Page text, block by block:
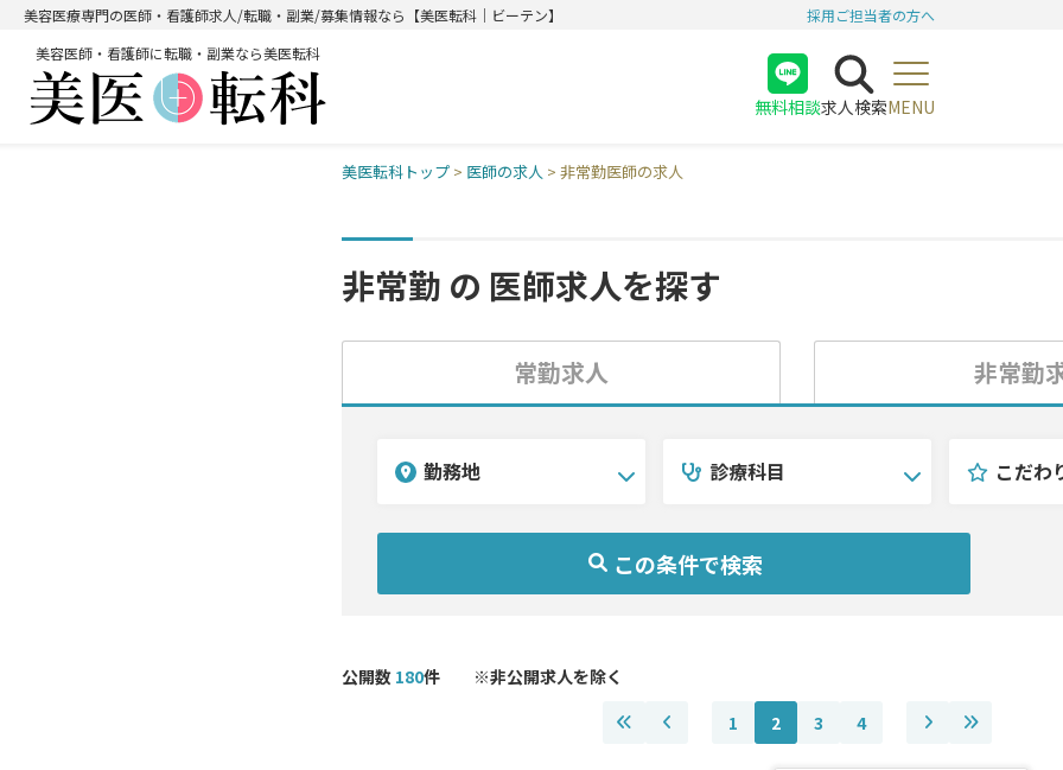
美容医療専門の医師・看護師求人/転職・副業/募集情報なら【美医転科｜ビーテン】
採用ご担当者の方へ
美容医師・看護師に転職・副業なら美医転科
無料相談求人検索MENU
美医転科トップ > 医師の求人 > 非常勤医師の求人
非常勤 の 医師求人を探す
常勤求人 非常勤
勤務地
エリアを選択(複数選択可)
北陸・甲信越
診療科目
診療科目を選択(複数選択可)
皮膚科
こだわ
こだわり条件を選択(複数選択可)
手技習得可
公開数 180件 ※非公開求人を除く
1
2 3 4